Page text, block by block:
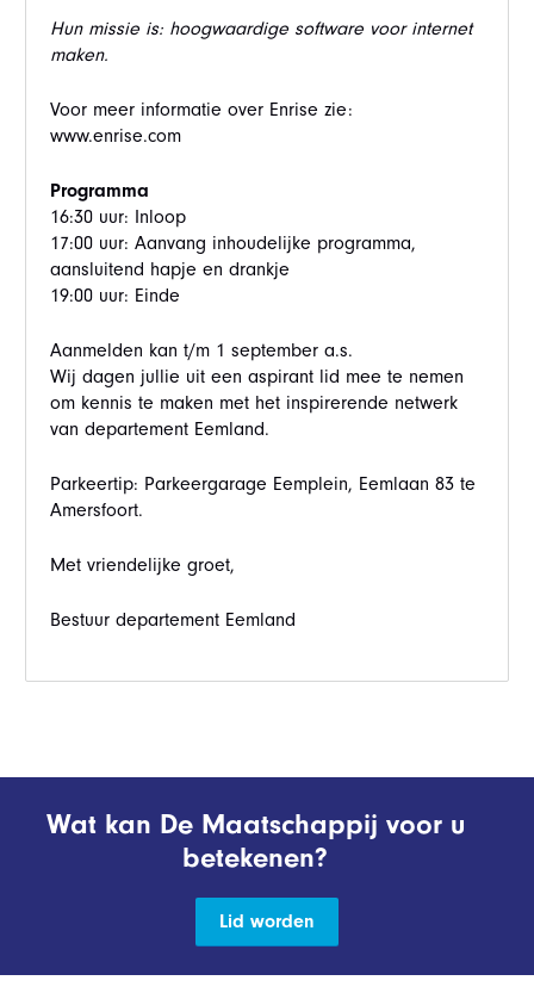
Hun missie is: hoogwaardige software voor internet
maken.
Voor meer informatie over Enrise zie:
www.enrise.com
Programma
16:30 uur: Inloop
17:00 uur: Aanvang inhoudelijke programma,
aansluitend hapje en drankje
19:00 uur: Einde
Aanmelden kan t/m 1 september a.s.
Wij dagen jullie uit een aspirant lid mee te nemen
om kennis te maken met het inspirerende netwerk
van departement Eemland.
Parkeertip: Parkeergarage Eemplein, Eemlaan 83 te
Amersfoort.
Met vriendelijke groet,
Bestuur departement Eemland
Wat kan De Maatschappij voor u
betekenen?
Lid worden